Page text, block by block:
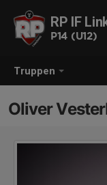
Truppen
RP IF
P14 (U12)
Oliver